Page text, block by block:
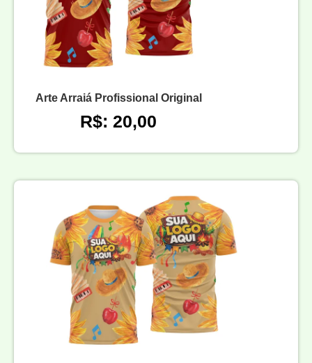
Arte Arraiá Profissional Original
R$: 20,00